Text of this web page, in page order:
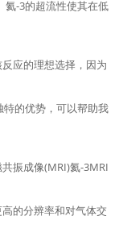
氦-3的超流性使其在低
应的理想选择，因为
的优势，可以帮助我
振成像(MRI)氦-3MRI
的分辨率和对气体交